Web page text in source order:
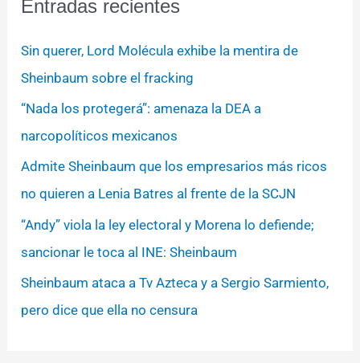
Entradas recientes
Sin querer, Lord Molécula exhibe la mentira de
Sheinbaum sobre el fracking
“Nada los protegerá”: amenaza la DEA a
narcopolíticos mexicanos
Admite Sheinbaum que los empresarios más ricos
no quieren a Lenia Batres al frente de la SCJN
“Andy” viola la ley electoral y Morena lo defiende;
sancionar le toca al INE: Sheinbaum
Sheinbaum ataca a Tv Azteca y a Sergio Sarmiento,
pero dice que ella no censura